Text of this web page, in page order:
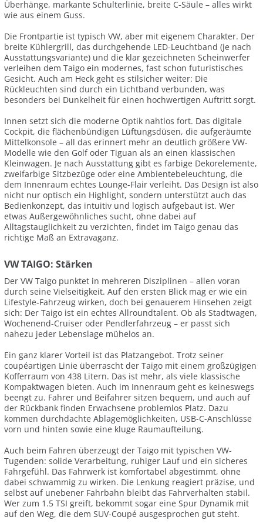
Überhänge, markante Schulterlinie, breite C-Säule – alles wirkt
wie aus einem Guss.
Die Frontpartie ist typisch VW, aber mit eigenem Charakter. Der
breite Kühlergrill, das durchgehende LED-Leuchtband (je nach
Ausstattungsvariante) und die klar gezeichneten Scheinwerfer
verleihen dem Taigo ein modernes, fast schon futuristisches
Gesicht. Auch am Heck geht es stilsicher weiter: Die
Rückleuchten sind durch ein Lichtband verbunden, was
besonders bei Dunkelheit für einen hochwertigen Auftritt sorgt.
Innen setzt sich die moderne Optik nahtlos fort. Das digitale
Cockpit, die flächenbündigen Lüftungsdüsen, die aufgeräumte
Mittelkonsole – all das erinnert mehr an deutlich größere VW-
Modelle wie den Golf oder Tiguan als an einen klassischen
Kleinwagen. Je nach Ausstattung gibt es farbige Dekorelemente,
zweifarbige Sitzbezüge oder eine Ambientebeleuchtung, die
dem Innenraum echtes Lounge-Flair verleiht. Das Design ist also
nicht nur optisch ein Highlight, sondern unterstützt auch das
Bedienkonzept, das intuitiv und logisch aufgebaut ist. Wer
etwas Außergewöhnliches sucht, ohne dabei auf
Alltagstauglichkeit zu verzichten, findet im Taigo genau das
richtige Maß an Extravaganz.
VW TAIGO: Stärken
Der VW Taigo punktet in mehreren Disziplinen – allen voran
durch seine Vielseitigkeit. Auf den ersten Blick mag er wie ein
Lifestyle-Fahrzeug wirken, doch bei genauerem Hinsehen zeigt
sich: Der Taigo ist ein echtes Allroundtalent. Ob als Stadtwagen,
Wochenend-Cruiser oder Pendlerfahrzeug – er passt sich
nahezu jeder Lebenslage mühelos an.
Ein ganz klarer Vorteil ist das Platzangebot. Trotz seiner
coupéartigen Linie überrascht der Taigo mit einem großzügigen
Kofferraum von 438 Litern. Das ist mehr, als viele klassische
Kompaktwagen bieten. Auch im Innenraum geht es keineswegs
beengt zu. Fahrer und Beifahrer sitzen bequem, und auch auf
der Rückbank finden Erwachsene problemlos Platz. Dazu
kommen durchdachte Ablagemöglichkeiten, USB-C-Anschlüsse
vorn und hinten sowie eine kluge Raumaufteilung.
Auch beim Fahren überzeugt der Taigo mit typischen VW-
Tugenden: solide Verarbeitung, ruhiger Lauf und ein sicheres
Fahrgefühl. Das Fahrwerk ist komfortabel abgestimmt, ohne
dabei schwammig zu wirken. Die Lenkung reagiert präzise, und
selbst auf unebener Fahrbahn bleibt das Fahrverhalten stabil.
Wer zum 1.5 TSI greift, bekommt sogar eine Spur Dynamik mit
auf den Weg, die dem SUV-Coupé ausgesprochen gut steht.